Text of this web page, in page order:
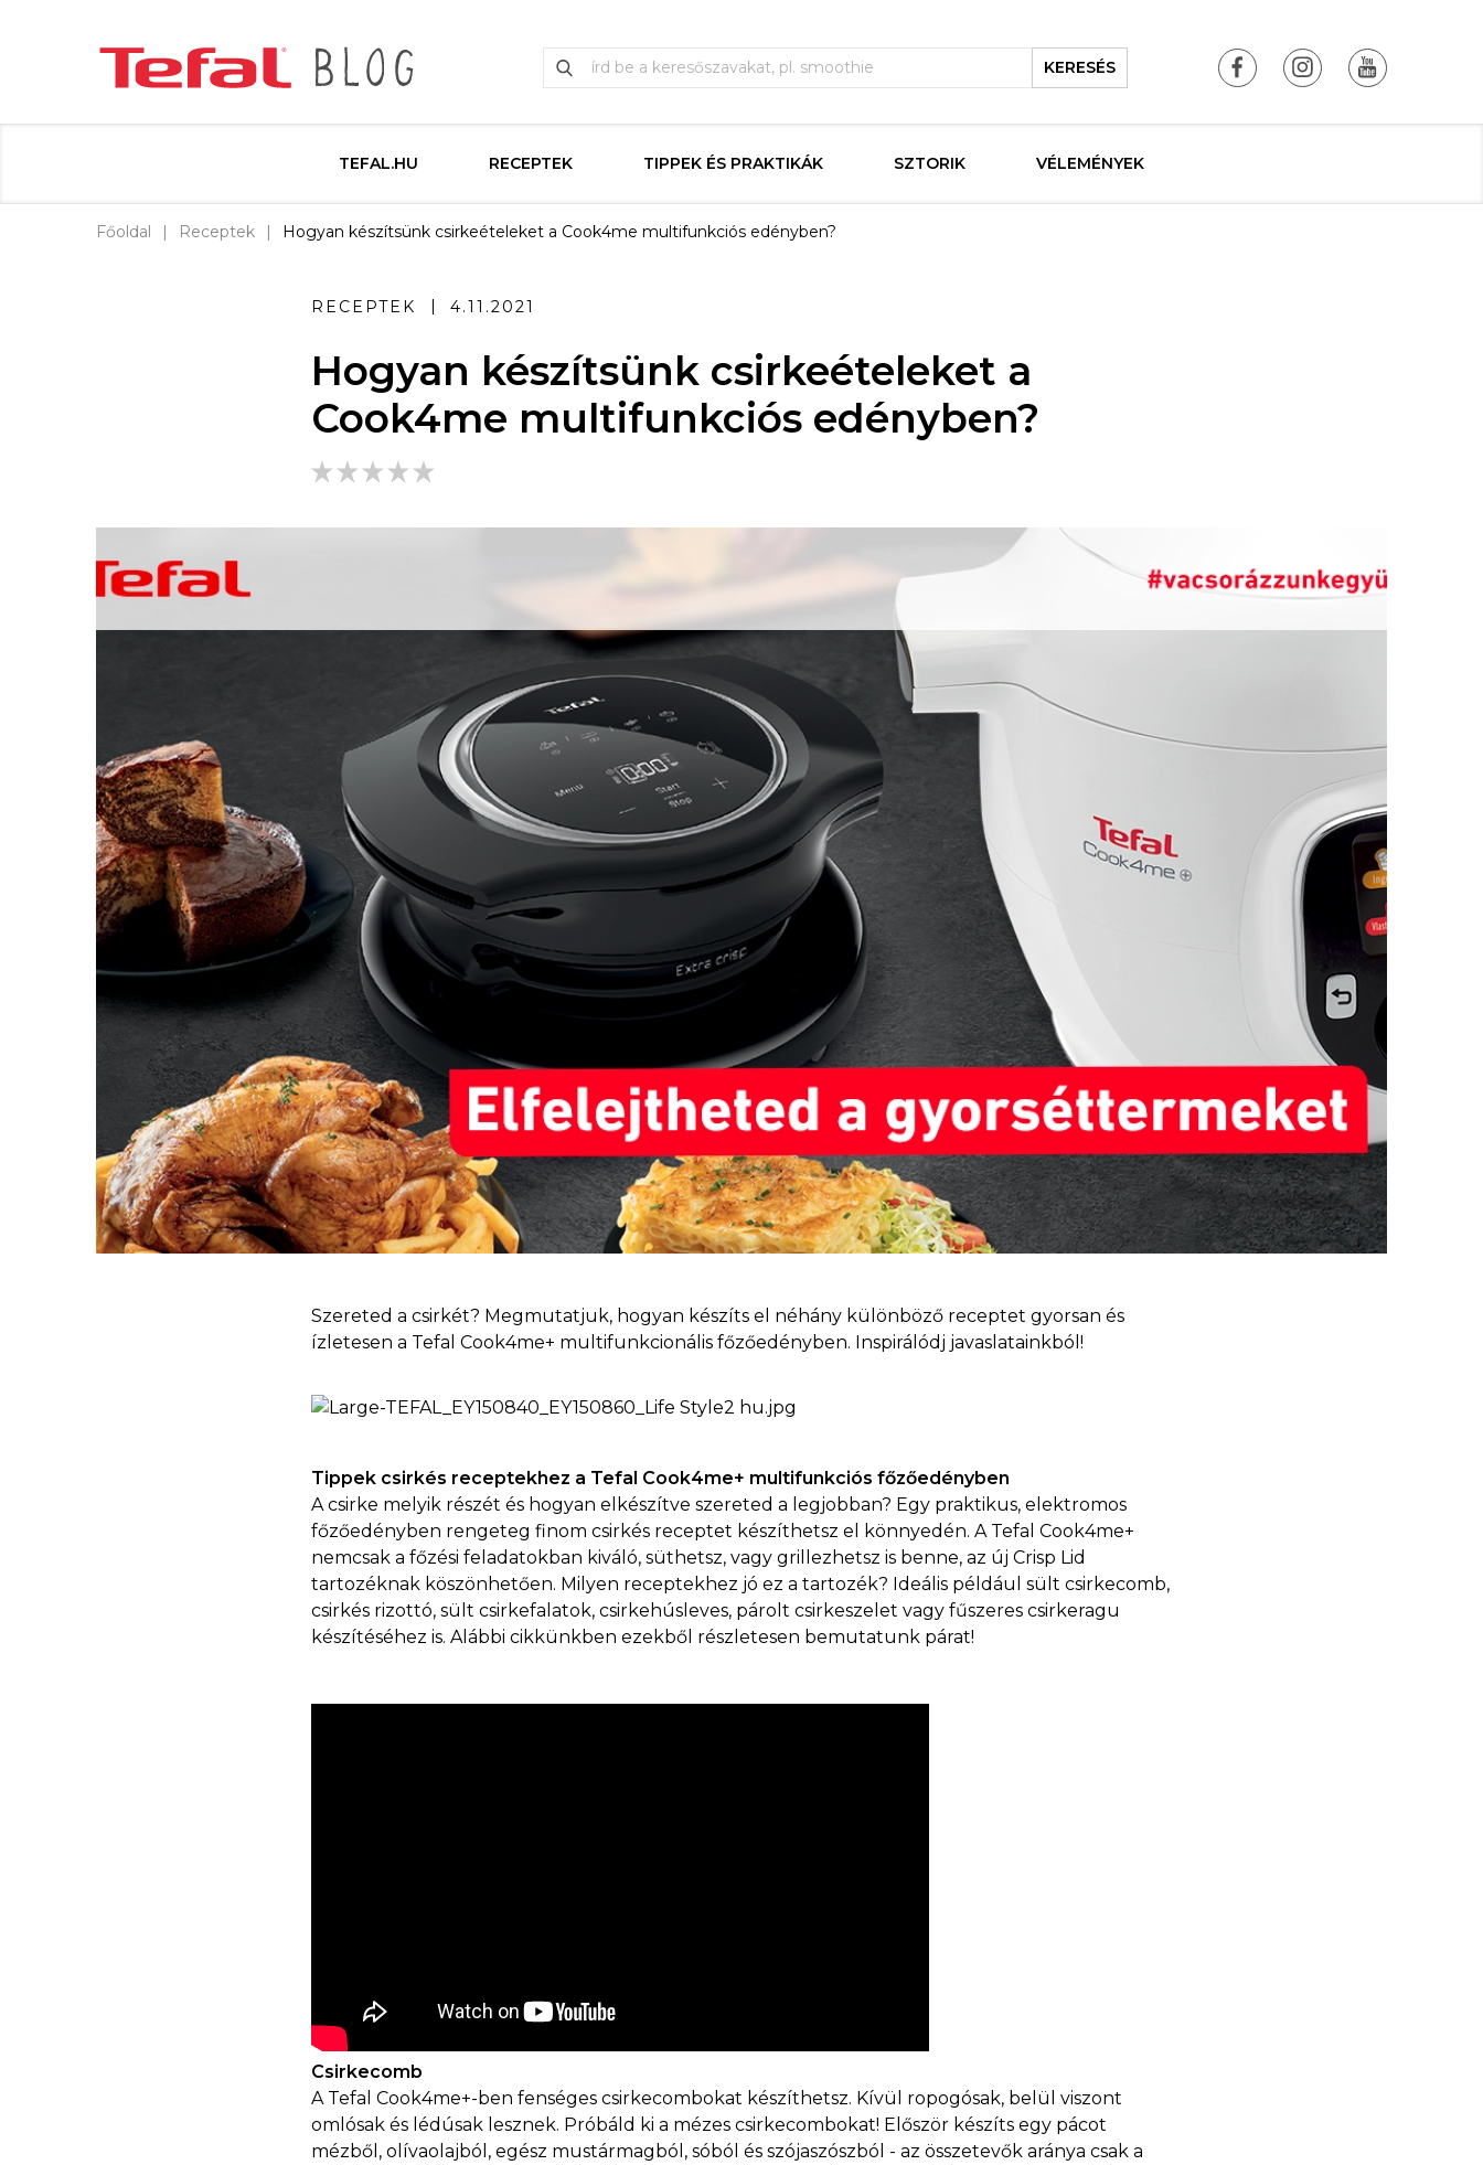
KERESÉS
TEFAL.HU RECEPTEK TIPPEK ÉS PRAKTIKÁK SZTORIK VÉLEMÉNYEK
Főoldal Receptek Hogyan készítsünk csirkeételeket a Cook4me multifunkciós edényben?
RECEPTEK 4.11.2021
Hogyan készítsünk csirkeételeket a
Cook4me multifunkciós edényben?
Szereted a csirkét? Megmutatjuk, hogyan készíts el néhány különböző receptet gyorsan és
ízletesen a Tefal Cook4me+ multifunkcionális főzőedényben. Inspirálódj javaslatainkból!
Tippek csirkés receptekhez a Tefal Cook4me+ multifunkciós főzőedényben
A csirke melyik részét és hogyan elkészítve szereted a legjobban? Egy praktikus, elektromos
főzőedényben rengeteg finom csirkés receptet készíthetsz el könnyedén. A Tefal Cook4me+
nemcsak a főzési feladatokban kiváló, süthetsz, vagy grillezhetsz is benne, az új Crisp Lid
tartozéknak köszönhetően. Milyen receptekhez jó ez a tartozék? Ideális például sült csirkecomb,
csirkés rizottó, sült csirkefalatok, csirkehúsleves, párolt csirkeszelet vagy fűszeres csirkeragu
készítéséhez is. Alábbi cikkünkben ezekből részletesen bemutatunk párat!
Csirkecomb
A Tefal Cook4me+-ben fenséges csirkecombokat készíthetsz. Kívül ropogósak, belül viszont
omlósak és lédúsak lesznek. Próbáld ki a mézes csirkecombokat! Először készíts egy pácot
mézből, olívaolajból, egész mustármagból, sóból és szójaszószból - az összetevők aránya csak a